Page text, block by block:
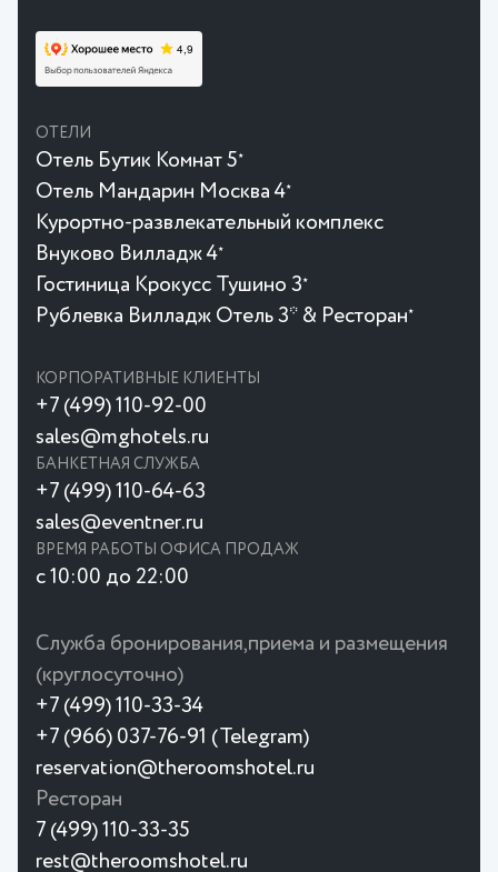
ОТЕЛИ
Отель Бутик Комнат 5★
Отель Мандарин Москва 4★
Курортно-развлекательный комплекс
Внуково Вилладж 4★
Гостиница Крокусc Тушино 3★
Рублевка Вилладж Отель 3* & Ресторан★
КОРПОРАТИВНЫЕ КЛИЕНТЫ
+7 (499) 110-92-00
sales@mghotels.ru
БАНКЕТНАЯ СЛУЖБА
+7 (499) 110-64-63
sales@eventner.ru
ВРЕМЯ РАБОТЫ ОФИСА ПРОДАЖ
с 10:00 до 22:00
Служба бронирования,приема и размещения
(круглосуточно)
+7 (499) 110-33-34
+7 (966) 037-76-91 (Telegram)
reservation@theroomshotel.ru
Ресторан
7 (499) 110-33-35
rest@theroomshotel.ru